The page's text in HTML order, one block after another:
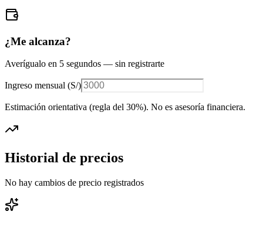
¿Me alcanza?
Averígualo en 5 segundos — sin registrarte
Ingreso mensual (S/)
Estimación orientativa (regla del 30%). No es asesoría financiera.
Historial de precios
No hay cambios de precio registrados